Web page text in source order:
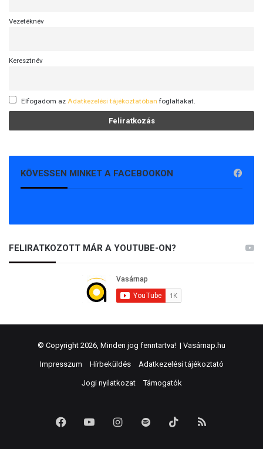
Vezetéknév
Keresztnév
Elfogadom az Adatkezelési tájékoztatóban foglaltakat.
KÖVESSEN MINKET A FACEBOOKON
FELIRATKOZOTT MÁR A YOUTUBE-ON?
© Copyright 2026, Minden jog fenntartva! | Vasárnap.hu
Impresszum Hírbeküldés Adatkezelési tájékoztató
Jogi nyilatkozat Támogatók
FacebookYouTubeInstagram
Spotify TikTok